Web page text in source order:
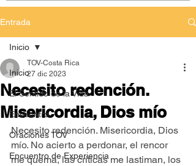
Entrada
Inicio
El Sentido de la Vida
Encuentro
Oraciones TOV
Encuentro de Experiencia
Inicio
Necesito redención.
Misericordia, Dios mío
TOV-Costa Rica
27 dic 2023
Necesito redención. Misericordia, Dios
mío. No acierto a perdonar, el rencor
me quema, las críticas me lastiman, los